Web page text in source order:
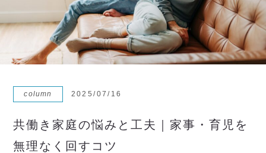
column 2025/07/16
共働き家庭の悩みと工夫｜家事・育児を
無理なく回すコツ